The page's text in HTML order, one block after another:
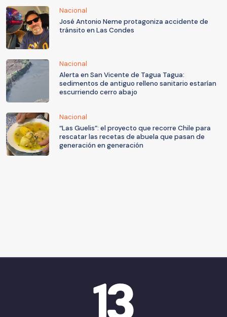
Nacional
José Antonio Neme protagoniza accidente de
tránsito en Las Condes
Nacional
Alerta en San Vicente de Tagua Tagua:
sedimentos de antiguo relleno sanitario estarían
escurriendo cerro abajo
Nacional
“Las Guelis”: el proyecto que recorre Chile para
rescatar las recetas de abuela que pasan de
generación en generación